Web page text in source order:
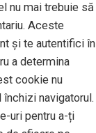
nu mai trebuie să
Aceste
și te autentifici în
a determina
cookie nu
navigatorul.
uri pentru a-ți